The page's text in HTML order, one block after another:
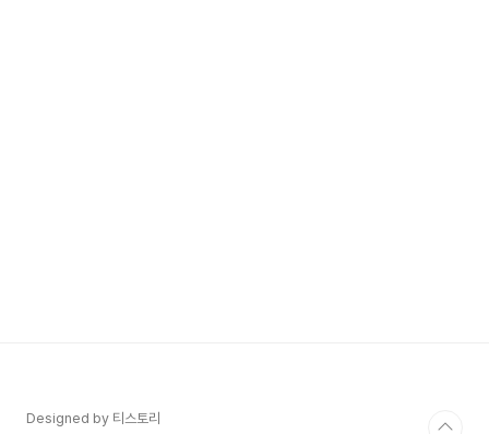
Designed by 티스토리